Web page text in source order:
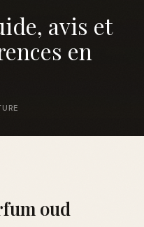
avis et
en
oud